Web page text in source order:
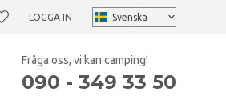
LOGGA IN
Fråga oss, vi kan camping!
090 - 349 33 50